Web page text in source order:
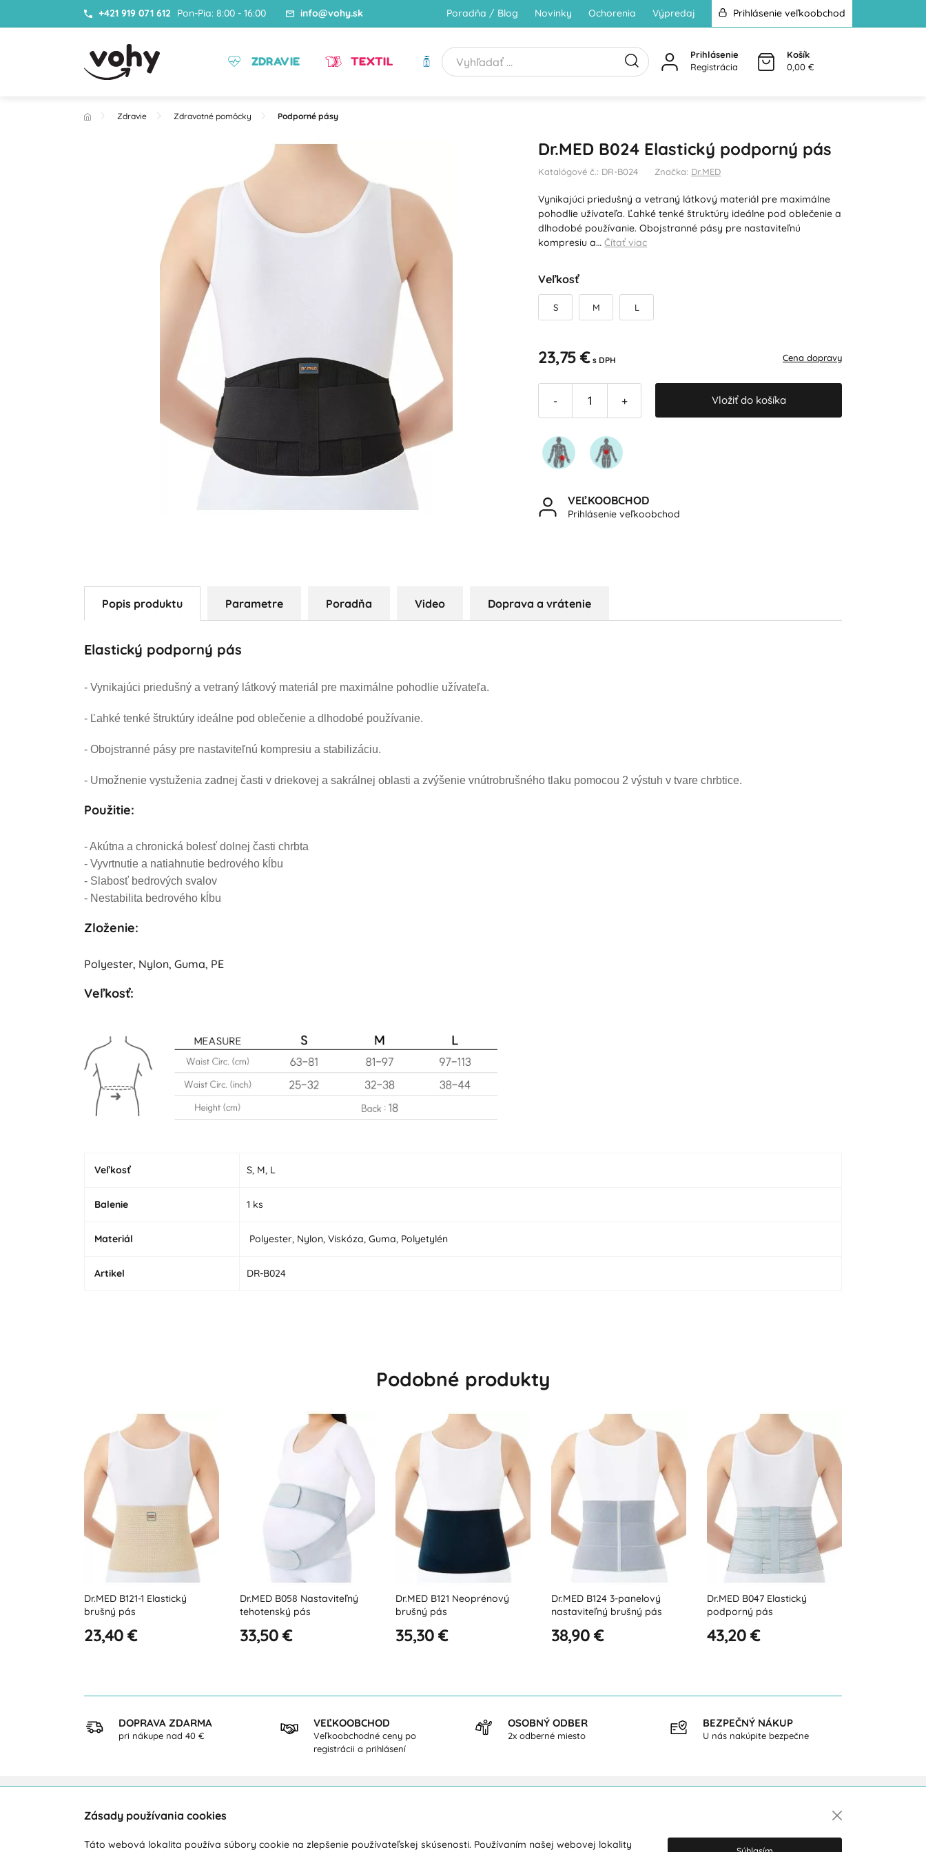
+421 919 071 612 Pon-Pia: 8:00 - 16:00 info@vohy.sk Poradňa / Blog Novinky Ochorenia Výpredaj Prihlásenie veľkoobchod
ZDRAVIE TEXTIL HYGIENA
Prihlásenie
Registrácia
Košík
0,00 €
Zdravie Zdravotné pomôcky Podporné pásy
Dr.MED B024 Elastický podporný pás
Katalógové č.: DR-B024 Značka: Dr.MED
Vynikajúci priedušný a vetraný látkový materiál pre maximálne
pohodlie užívateľa. Ľahké tenké štruktúry ideálne pod oblečenie a
dlhodobé používanie. Obojstranné pásy pre nastaviteľnú
kompresiu a…Čítať viac
Veľkosť
S M L
23,75 € s DPH Cena dopravy
- + Vložiť do košíka
VEĽKOOBCHOD
Prihlásenie veľkoobchod
Popis produktu Parametre Poradňa Video Doprava a vrátenie
Elastický podporný pás
- Vynikajúci priedušný a vetraný látkový materiál pre maximálne pohodlie užívateľa.
- Ľahké tenké štruktúry ideálne pod oblečenie a dlhodobé používanie.
- Obojstranné pásy pre nastaviteľnú kompresiu a stabilizáciu.
- Umožnenie vystuženia zadnej časti v driekovej a sakrálnej oblasti a zvýšenie vnútrobrušného tlaku pomocou 2 výstuh v tvare chrbtice.
Použitie:
- Akútna a chronická bolesť dolnej časti chrbta
- Vyvrtnutie a natiahnutie bedrového kĺbu
- Slabosť bedrových svalov
- Nestabilita bedrového kĺbu
Zloženie:
Polyester, Nylon, Guma, PE
Veľkosť:
Veľkosť S, M, L
Balenie 1 ks
Materiál Polyester, Nylon, Viskóza, Guma, Polyetylén
Artikel DR-B024
Podobné produkty
Dr.MED B058 Nastaviteľný
tehotenský pás
33,50 €
Dr.MED B121 Neoprénový
brušný pás
35,30 €
Dr.MED B124 3-panelový
nastaviteľný brušný pás
38,90 €
Dr.MED B047 Elastický
podporný pás
43,20 €
Dr.MED B130 Podporný pás
na slabiny s odnímateľnými
47,50 €
DOPRAVA ZDARMA
pri nákupe nad 40 €
VEĽKOOBCHOD
Veľkoobchodné ceny po
registrácii a prihlásení
OSOBNÝ ODBER
2x odberné miesto
BEZPEČNÝ NÁKUP
U nás nakúpite bezpečne
Zákaznícka podpora
Zásady používania cookies
Táto webová lokalita používa súbory cookie na zlepšenie používateľskej skúsenosti. Používaním našej webovej lokality